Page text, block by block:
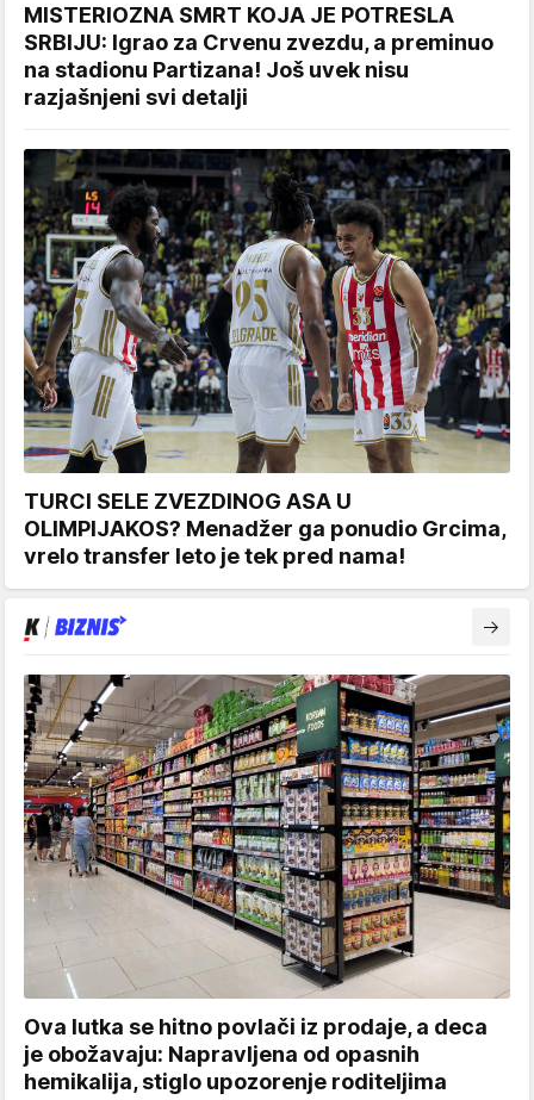
MISTERIOZNA SMRT KOJA JE POTRESLA
SRBIJU: Igrao za Crvenu zvezdu, a preminuo
na stadionu Partizana! Još uvek nisu
razjašnjeni svi detalji
TURCI SELE ZVEZDINOG ASA U
OLIMPIJAKOS? Menadžer ga ponudio Grcima,
vrelo transfer leto je tek pred nama!
Ova lutka se hitno povlači iz prodaje, a deca
je obožavaju: Napravljena od opasnih
hemikalija, stiglo upozorenje roditeljima